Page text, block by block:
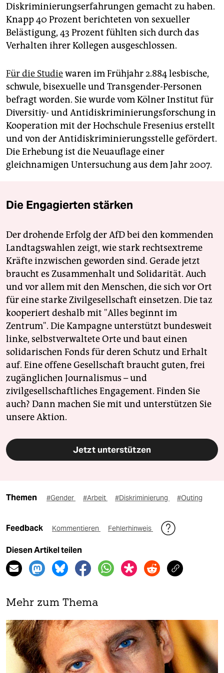
Diskriminierungserfahrungen gemacht zu haben.
Knapp 40 Prozent berichteten von sexueller
Belästigung, 43 Prozent fühlten sich durch das
Verhalten ihrer Kollegen ausgeschlossen.
Für die Studiewaren im Frühjahr 2.884 lesbische,
schwule, bisexuelle und Transgender-Personen
befragt worden. Sie wurde vom Kölner Institut für
Diversitiy- und Antidiskriminierungsforschung in
Kooperation mit der Hochschule Fresenius erstellt
und von der Antidiskriminierungsstelle gefördert.
Die Erhebung ist die Neuauflage einer
gleichnamigen Untersuchung aus dem Jahr 2007.
Die Engagierten stärken
Der drohende Erfolg der AfD bei den kommenden
Landtagswahlen zeigt, wie stark rechtsextreme
Kräfte inzwischen geworden sind. Gerade jetzt
braucht es Zusammenhalt und Solidarität. Auch
und vor allem mit den Menschen, die sich vor Ort
für eine starke Zivilgesellschaft einsetzen. Die taz
kooperiert deshalb mit "Alles beginnt im
Zentrum". Die Kampagne unterstützt bundesweit
linke, selbstverwaltete Orte und baut einen
solidarischen Fonds für deren Schutz und Erhalt
auf. Eine offene Gesellschaft braucht guten, frei
zugänglichen Journalismus – und
zivilgesellschaftliches Engagement. Finden Sie
auch? Dann machen Sie mit und unterstützen Sie
unsere Aktion.
Jetzt unterstützen
Themen #Gender #Arbeit #Diskriminierung #Outing
Feedback Kommentieren Fehlerhinweis
Diesen Artikel teilen
Mehr zum Thema